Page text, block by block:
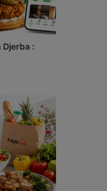
Djerba :